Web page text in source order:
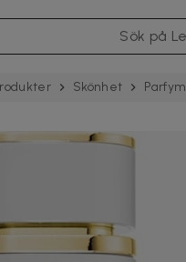
Skönhet Parfym